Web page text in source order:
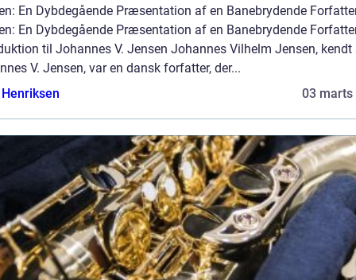
En Dybdegående Præsentation af en Banebrydende
En Dybdegående Præsentation af en Banebrydende
til Johannes V. Jensen Johannes Vilhelm Jensen, kendt
V. Jensen, var en dansk forfatter, der...
03 marts